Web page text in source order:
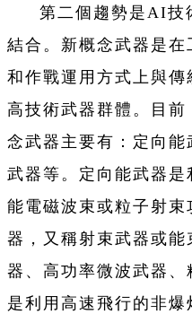
第二個趨勢是AI技
結合。新概念武器是
和作戰運用方式上與
高技術武器群體。目
念武器主要有：定向
武器等。定向能武器
能電磁波束或粒子射
器，又稱射束武器或
器、高功率微波武器
是利用高速飛行的非